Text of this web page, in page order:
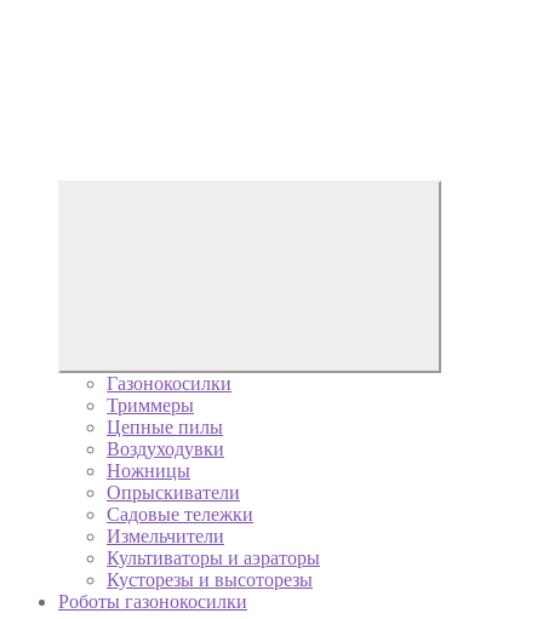
Газонокосилки
Триммеры
Цепные пилы
Воздуходувки
Ножницы
Опрыскиватели
Садовые тележки
Измельчители
Культиваторы и аэраторы
Кусторезы и высоторезы
Роботы газонокосилки